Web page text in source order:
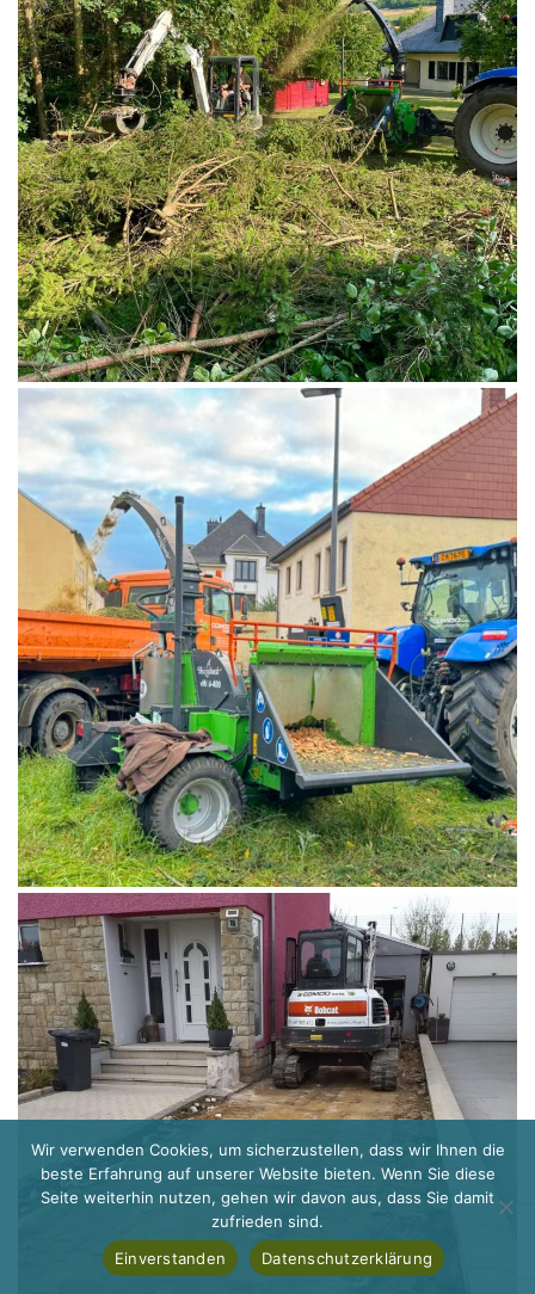
Wir verwenden Cookies, um sicherzustellen, dass wir Ihnen die
beste Erfahrung auf unserer Website bieten. Wenn Sie diese
Seite weiterhin nutzen, gehen wir davon aus, dass Sie damit
zufrieden sind.
Einverstanden
Datenschutzerklärung